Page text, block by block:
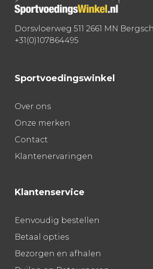
Dorsvloerweg 511 2661 MN
+31(0)107864495
Sportvoedingswinkel
Over ons
Onze merken
Contact
Klantenervaringen
Klantenservice
Eenvoudig bestellen
Betaal opties
Bezorgen en afhalen